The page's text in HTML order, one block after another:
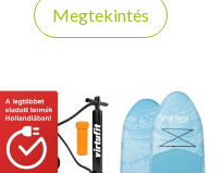
Megtekintés